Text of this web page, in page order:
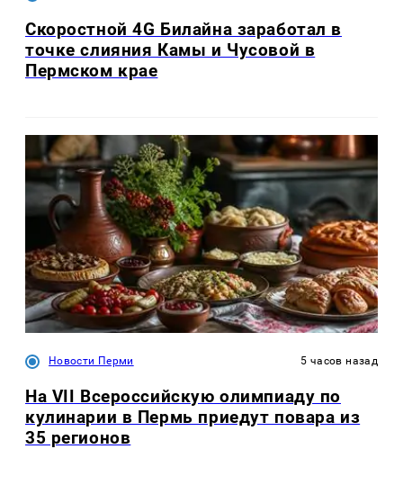
Скоростной 4G Билайна заработал в
точке слияния Камы и Чусовой в
Пермском крае
Новости Перми 5 часов назад
На VII Всероссийскую олимпиаду по
кулинарии в Пермь приедут повара из
35 регионов